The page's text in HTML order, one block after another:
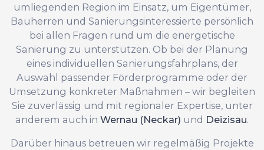
umliegenden Region im Einsatz, um Eigentümer,
Bauherren und Sanierungsinteressierte persönlich
bei allen Fragen rund um die energetische
Sanierung zu unterstützen. Ob bei der Planung
eines individuellen Sanierungsfahrplans, der
Auswahl passender Förderprogramme oder der
Umsetzung konkreter Maßnahmen – wir begleiten
Sie zuverlässig und mit regionaler Expertise, unter
anderem auch in Wernau (Neckar) und Deizisau.
Darüber hinaus betreuen wir regelmäßig Projekte